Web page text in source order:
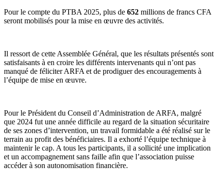
Pour le compte du PTBA 2025, plus de 652 millions de francs CFA
seront mobilisés pour la mise en œuvre des activités.
Il ressort de cette Assemblée Général, que les résultats présentés sont
satisfaisants à en croire les différents intervenants qui n’ont pas
manqué de féliciter ARFA et de prodiguer des encouragements à
l’équipe de mise en œuvre.
Pour le Président du Conseil d’Administration de ARFA, malgré
que 2024 fut une année difficile au regard de la situation sécuritaire
de ses zones d’intervention, un travail formidable a été réalisé sur le
terrain au profit des bénéficiaires. Il a exhorté l’équipe technique à
maintenir le cap. A tous les participants, il a sollicité une implication
et un accompagnement sans faille afin que l’association puisse
accéder à son autonomisation financière.